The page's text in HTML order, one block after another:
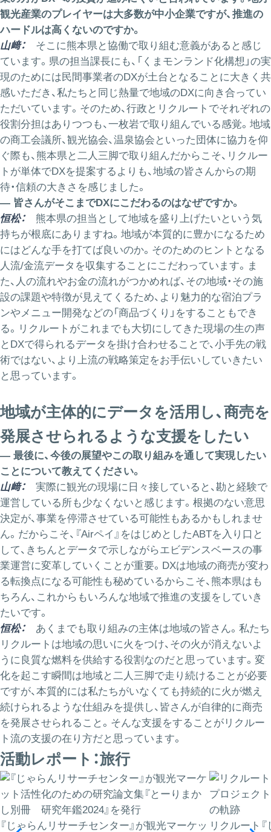
観光産業のプレイヤーは大多数が中小企業ですが、推進の
ハードルは高くないのですか。
山﨑： そこに熊本県と協働で取り組む意義があると感じ
ています。県の担当課長にも、「くまモンランド化構想」の実
現のためには民間事業者のDXが土台となることに大きく共
感いただき、私たちと同じ熱量で地域のDXに向き合ってい
ただいています。そのため、行政とリクルートでそれぞれの
役割分担はありつつも、一枚岩で取り組んでいる感覚。地域
の商工会議所、観光協会、温泉協会といった団体に協力を仰
ぐ際も、熊本県と二人三脚で取り組んだからこそ、リクルー
トが単体でDXを提案するよりも、地域の皆さんからの期
待・信頼の大きさを感じました。
― 皆さんがそこまでDXにこだわるのはなぜですか。
恒松： 熊本県の担当として地域を盛り上げたいという気
持ちが根底にありますね。地域が本質的に豊かになるため
にはどんな手を打てば良いのか。そのためのヒントとなる
人流/金流データを収集することにこだわっています。ま
た、人の流れやお金の流れがつかめれば、その地域・その施
設の課題や特徴が見えてくるため、より魅力的な宿泊プラ
ンやメニュー開発などの「商品づくり」をすることもでき
る。リクルートがこれまでも大切にしてきた現場の生の声
とDXで得られるデータを掛け合わせることで、小手先の戦
術ではない、より上流の戦略策定をお手伝いしていきたい
と思っています。
地域が主体的にデータを活用し、商売を
発展させられるような支援をしたい
― 最後に、今後の展望やこの取り組みを通して実現したい
ことについて教えてください。
山﨑： 実際に観光の現場に日々接していると、勘と経験で
運営している所も少なくないと感じます。根拠のない意思
決定が、事業を停滞させている可能性もあるかもしれませ
ん。だからこそ、『Airペイ』をはじめとしたABTを入り口と
して、きちんとデータで示しながらエビデンスベースの事
業運営に変革していくことが重要。DXは地域の商売が変わ
る転換点になる可能性も秘めているからこそ、熊本県はも
ちろん、これからもいろんな地域で推進の支援をしていき
たいです。
恒松： あくまでも取り組みの主体は地域の皆さん。私たち
リクルートは地域の思いに火をつけ、その火が消えないよ
うに良質な燃料を供給する役割なのだと思っています。変
化を起こす瞬間は地域と二人三脚で走り続けることが必要
ですが、本質的には私たちがいなくても持続的に火が燃え
続けられるような仕組みを提供し、皆さんが自律的に商売
を発展させられること。そんな支援をすることがリクルー
ト流の支援の在り方だと思っています。
活動レポート：旅行
『じゃらんリサーチセンター』が観光マーケッ リクルート